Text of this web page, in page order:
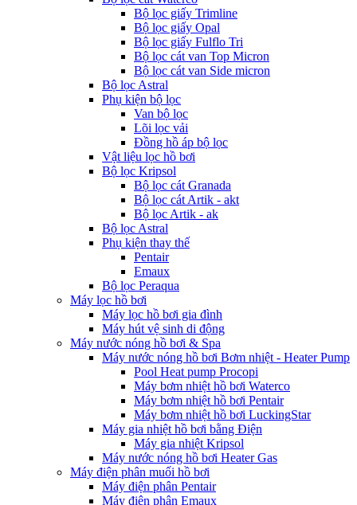
Bộ lọc giấy Trimline
Bộ lọc giấy Opal
Bộ lọc giấy Fulflo Tri
Bộ lọc cát van Top Micron
Bộ lọc cát van Side micron
Bộ lọc Astral
Phụ kiện bộ lọc
Van bộ lọc
Lõi lọc vải
Đồng hồ áp bộ lọc
Vật liệu lọc hồ bơi
Bộ lọc Kripsol
Bộ lọc cát Granada
Bộ lọc cát Artik - akt
Bộ lọc Artik - ak
Bộ lọc Astral
Phụ kiện thay thế
Pentair
Emaux
Bộ lọc Peraqua
Máy lọc hồ bơi
Máy lọc hồ bơi gia đình
Máy hút vệ sinh di động
Máy nước nóng hồ bơi & Spa
Máy nước nóng hồ bơi Bơm nhiệt - Heater Pump
Pool Heat pump Procopi
Máy bơm nhiệt hồ bơi Waterco
Máy bơm nhiệt hồ bơi Pentair
Máy bơm nhiệt hồ bơi LuckingStar
Máy gia nhiệt hồ bơi bằng Điện
Máy gia nhiệt Kripsol
Máy nước nóng hồ bơi Heater Gas
Máy điện phân muối hồ bơi
Máy điện phân Pentair
Máy điện phân Emaux